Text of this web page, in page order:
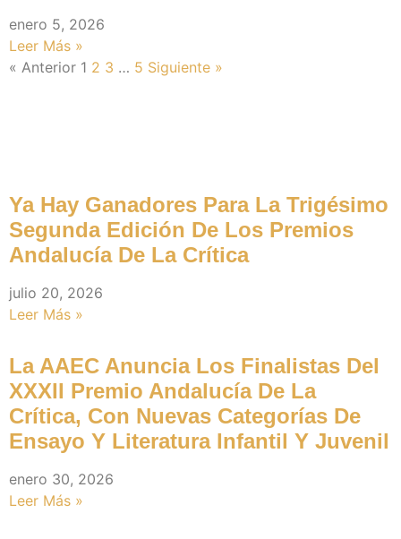
enero 5, 2026
Leer Más »
« Anterior 1 2 3 … 5 Siguiente »
Ya Hay Ganadores Para La Trigésimo
Segunda Edición De Los Premios
Andalucía De La Crítica
julio 20, 2026
Leer Más »
La AAEC Anuncia Los Finalistas Del
XXXII Premio Andalucía De La
Crítica, Con Nuevas Categorías De
Ensayo Y Literatura Infantil Y Juvenil
enero 30, 2026
Leer Más »